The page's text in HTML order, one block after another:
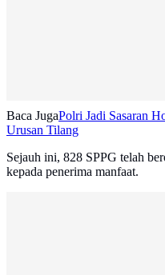
Baca JugaPolri Jadi Sasaran
Urusan Tilang
Sejauh ini, 828 SPPG telah
kepada penerima manfaat.